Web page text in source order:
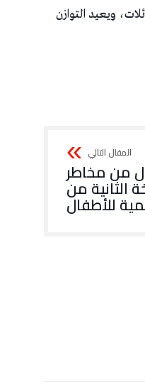
ويعيد التوازن
من مخاطر
الثانية من
للأطفال